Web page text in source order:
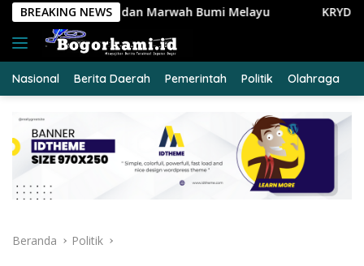
Langsung
konten
BREAKING NEWS
Bumi Melayu KRYD Polres Kuansing
Nasional Berita Daerah Pemerintah Politik Olahraga
Beranda Politik